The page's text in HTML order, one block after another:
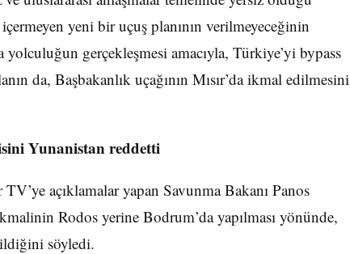
yeni bir uçuş planının verilmeyeceğinin
gerçekleşmesi amacıyla, Türkiye’yi bypass
da, Başbakanlık uçağının Mısır’da ikmal edilmesini
Yunanistan reddetti
açıklamalar yapan Savunma Bakanı Panos
Rodos yerine Bodrum’da yapılması yönünde,
söyledi.